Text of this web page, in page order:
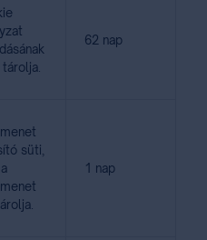
62 nap
süti,
1 nap